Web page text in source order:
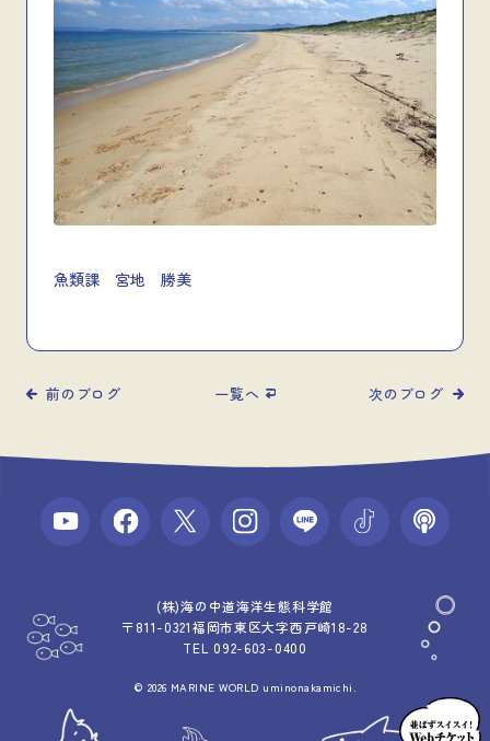
魚類課 宮地 勝美
前のブログ 一覧へ 次のブログ
(株)海の中道海洋生態科学館
〒811-0321福岡市東区大字西戸崎18-28
TEL 092-603-0400
© 2026 MARINE WORLD uminonakamichi.